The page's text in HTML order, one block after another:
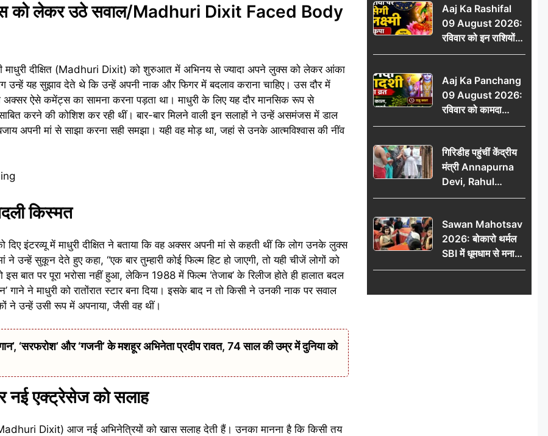
को लेकर उठे सवाल/Madhuri Dixit Faced Body
दीक्षित (Madhuri Dixit) को शुरुआत में अभिनय से ज्यादा अपने लुक्स को लेकर आंका
उन्हें यह सुझाव देते थे कि उन्हें अपनी नाक और फिगर में बदलाव कराना चाहिए। उस दौर में
ऐसे कमेंट्स का सामना करना पड़ता था। माधुरी के लिए यह दौर मानसिक रूप से
करने की कोशिश कर रही थीं। बार-बार मिलने वाली इन सलाहों ने उन्हें असमंजस में डाल
अपनी मां से साझा करना सही समझा। यही वह मोड़ था, जहां से उनके आत्मविश्वास की नींव
किस्मत
इंटरव्यू में माधुरी दीक्षित ने बताया कि वह अक्सर अपनी मां से कहती थीं कि लोग उनके लुक्स
उन्हें सुकून देते हुए कहा, “एक बार तुम्हारी कोई फिल्म हिट हो जाएगी, तो यही चीजें लोगों को
बात पर पूरा भरोसा नहीं हुआ, लेकिन 1988 में फिल्म ‘तेजाब’ के रिलीज होते ही हालात बदल
गाने ने माधुरी को रातोंरात स्टार बना दिया। इसके बाद न तो किसी ने उनकी नाक पर सवाल
ने उन्हें उसी रूप में अपनाया, जैसी वह थीं।
‘सरफरोश’ और ‘गजनी’ के मशहूर अभिनेता प्रदीप रावत, 74 साल की उम्र में दुनिया को
नई एक्ट्रेसेज को सलाह
Dixit) आज नई अभिनेत्रियों को खास सलाह देती हैं। उनका मानना है कि किसी तय
Aaj Ka Rashifal
09 August 2026:
रविवार को इन राशियों
पर बरसेगी मां लक्ष्मी की
योग
Aaj Ka Panchang
09 August 2026:
रविवार को कामदा
एकादशी का व्रत, जानें
और शुभ समय
गिरिडीह पहुंचीं केंद्रीय
मंत्री Annapurna
Devi, Rahul
Gandhi पर साधा
आंदोलन को लेकर
सरकार पर हमला
Sawan Mahotsav
2026: बोकारो थर्मल
SBI में धूमधाम से मना
सावन महोत्सव